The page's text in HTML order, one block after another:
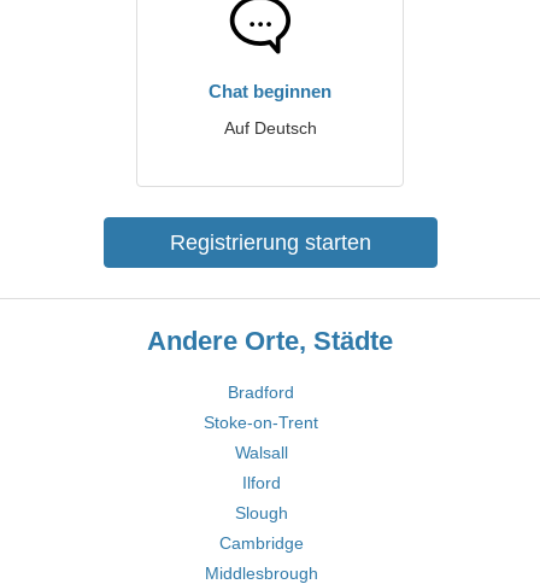
Chat beginnen
Auf Deutsch
Registrierung starten
Andere Orte, Städte
Bradford
Stoke-on-Trent
Walsall
Ilford
Slough
Cambridge
Middlesbrough